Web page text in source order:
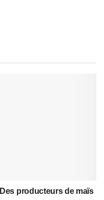
producteurs de maïs